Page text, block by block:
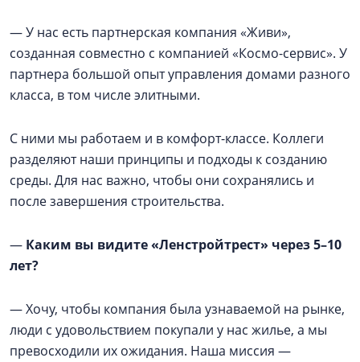
— У нас есть партнерская компания «Живи»,
созданная совместно с компанией «Космо-сервис». У
партнера большой опыт управления домами разного
класса, в том числе элитными.
С ними мы работаем и в комфорт-классе. Коллеги
разделяют наши принципы и подходы к созданию
среды. Для нас важно, чтобы они сохранялись и
после завершения строительства.
— Каким вы видите «Ленстройтрест» через 5–10
лет?
— Хочу, чтобы компания была узнаваемой на рынке,
люди с удовольствием покупали у нас жилье, а мы
превосходили их ожидания. Наша миссия —